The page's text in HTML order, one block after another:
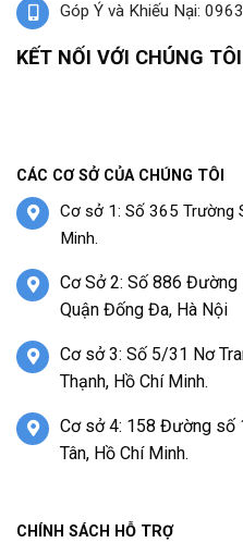
Góp Ý và Khiếu Nại:
KẾT NỐI VỚI CHÚNG TÔI
CÁC CƠ SỞ CỦA CHÚNG TÔI
Cơ sở 1: Số 365 Trường
Minh.
Cơ Sở 2: Số 886 Đường
Quận Đống Đa, Hà Nội
Cơ sở 3: Số 5/31 Nơ
Thạnh, Hồ Chí Minh.
Cơ sở 4: 158 Đường số
Tân, Hồ Chí Minh.
CHÍNH SÁCH HỖ TRỢ